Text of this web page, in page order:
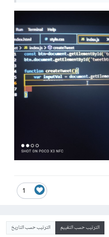
1
الترتيب حسب التقييم الترتيب حسب التاريخ